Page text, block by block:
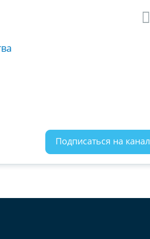
Подписаться на канал